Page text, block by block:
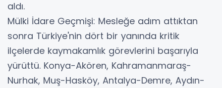
aldı.
​Mülki İdare Geçmişi: Mesleğe adım attıktan
sonra Türkiye'nin dört bir yanında kritik
ilçelerde kaymakamlık görevlerini başarıyla
yürüttü. Konya-Akören, Kahramanmaraş-
Nurhak, Muş-Hasköy, Antalya-Demre, Aydın-